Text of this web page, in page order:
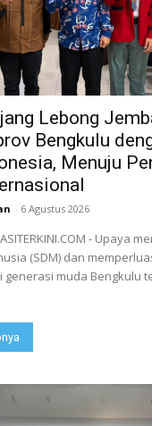
Lebong
Bengkulu
Menuju
- 6 Agustus 2026
- Upaya
(SDM) dan
generasi muda Bengkulu